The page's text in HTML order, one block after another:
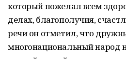
который пожелал всем
делах, благополучия,
речи он отметил, что
многонациональный народ